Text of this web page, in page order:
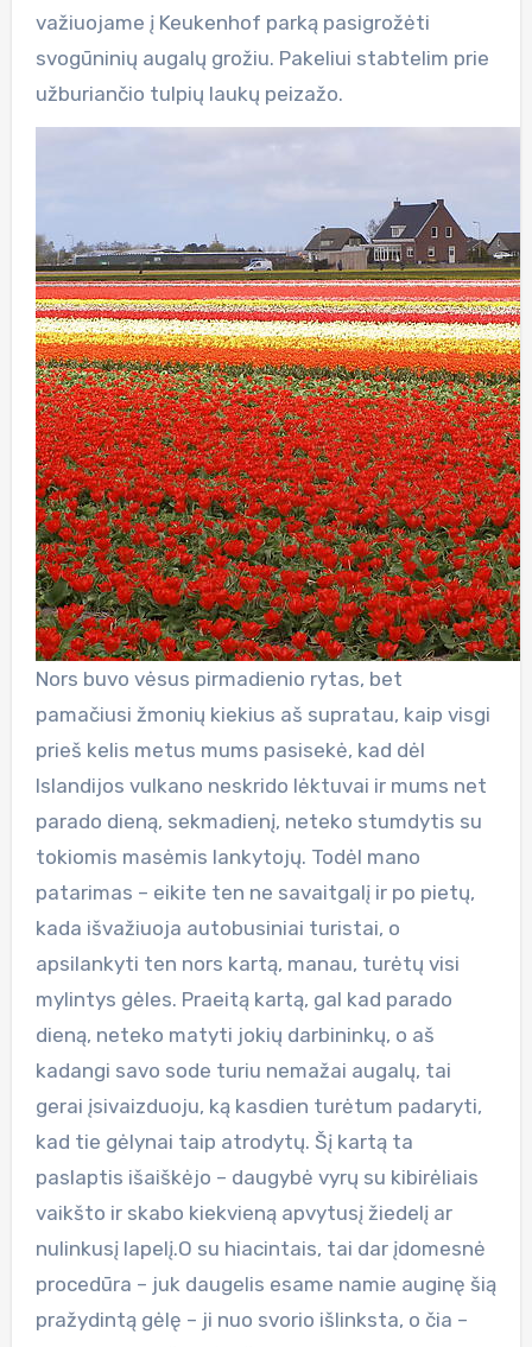
važiuojame į Keukenhof parką pasigrožėti
svogūninių augalų grožiu. Pakeliui stabtelim prie
užburiančio tulpių laukų peizažo.
Nors buvo vėsus pirmadienio rytas, bet
pamačiusi žmonių kiekius aš supratau, kaip visgi
prieš kelis metus mums pasisekė, kad dėl
Islandijos vulkano neskrido lėktuvai ir mums net
parado dieną, sekmadienį, neteko stumdytis su
tokiomis masėmis lankytojų. Todėl mano
patarimas – eikite ten ne savaitgalį ir po pietų,
kada išvažiuoja autobusiniai turistai, o
apsilankyti ten nors kartą, manau, turėtų visi
mylintys gėles. Praeitą kartą, gal kad parado
dieną, neteko matyti jokių darbininkų, o aš
kadangi savo sode turiu nemažai augalų, tai
gerai įsivaizduoju, ką kasdien turėtum padaryti,
kad tie gėlynai taip atrodytų. Šį kartą ta
paslaptis išaiškėjo – daugybė vyrų su kibirėliais
vaikšto ir skabo kiekvieną apvytusį žiedelį ar
nulinkusį lapelį.O su hiacintais, tai dar įdomesnė
procedūra – juk daugelis esame namie auginę šią
pražydintą gėlę – ji nuo svorio išlinksta, o čia –